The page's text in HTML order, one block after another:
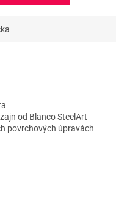
od BlancoSteelArt
povrchových úpravách